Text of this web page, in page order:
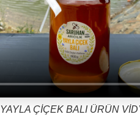
YAYLA ÇİÇEK BALI ÜRÜN